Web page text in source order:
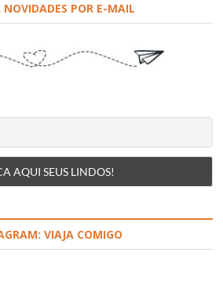
NOVIDADES POR E-MAIL
VIAJA COMIGO